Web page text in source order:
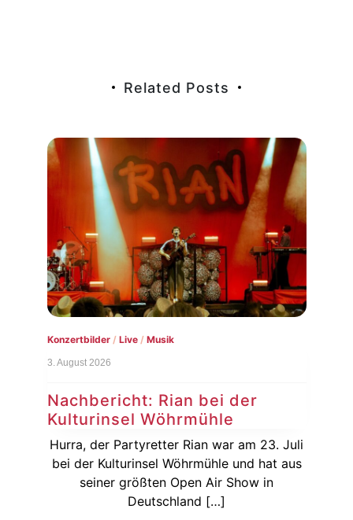
Related Posts
Konzertbilder/ Live/ Musik
3. August 2026
Nachbericht: Rian bei der
Kulturinsel Wöhrmühle
Hurra, der Partyretter Rian war am 23. Juli
bei der Kulturinsel Wöhrmühle und hat aus
seiner größten Open Air Show in
Deutschland […]